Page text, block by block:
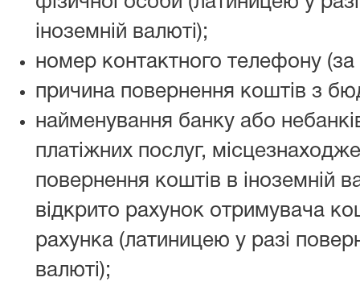
іноземній валюті);
номер контактного телефону
причина повернення коштів з
найменування банку або
платіжних послуг,
повернення коштів в іноземній
відкрито рахунок отримувача
рахунка (латиницею у разі
валюті);